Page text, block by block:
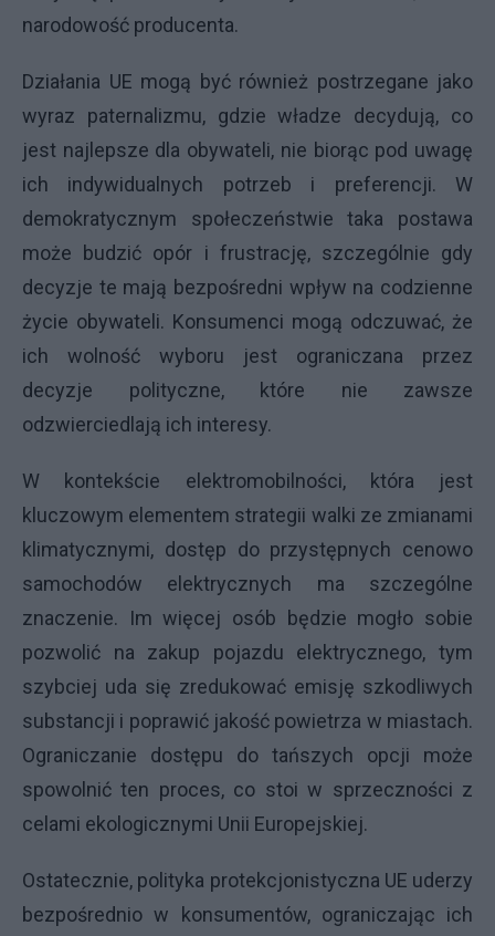
narodowość producenta.
Działania UE mogą być również postrzegane jako
wyraz paternalizmu, gdzie władze decydują, co
jest najlepsze dla obywateli, nie biorąc pod uwagę
ich indywidualnych potrzeb i preferencji. W
demokratycznym społeczeństwie taka postawa
może budzić opór i frustrację, szczególnie gdy
decyzje te mają bezpośredni wpływ na codzienne
życie obywateli. Konsumenci mogą odczuwać, że
ich wolność wyboru jest ograniczana przez
decyzje polityczne, które nie zawsze
odzwierciedlają ich interesy.
W kontekście elektromobilności, która jest
kluczowym elementem strategii walki ze zmianami
klimatycznymi, dostęp do przystępnych cenowo
samochodów elektrycznych ma szczególne
znaczenie. Im więcej osób będzie mogło sobie
pozwolić na zakup pojazdu elektrycznego, tym
szybciej uda się zredukować emisję szkodliwych
substancji i poprawić jakość powietrza w miastach.
Ograniczanie dostępu do tańszych opcji może
spowolnić ten proces, co stoi w sprzeczności z
celami ekologicznymi Unii Europejskiej.
Ostatecznie, polityka protekcjonistyczna UE uderzy
bezpośrednio w konsumentów, ograniczając ich